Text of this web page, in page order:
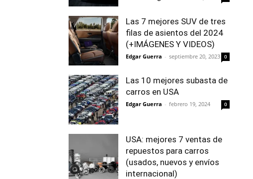
Las 7 mejores SUV de tres
filas de asientos del 2024
(+IMÁGENES Y VIDEOS)
Edgar Guerra - septiembre 20, 2023 0
Las 10 mejores subasta de
carros en USA
Edgar Guerra - febrero 19, 2024 0
USA: mejores 7 ventas de
repuestos para carros
(usados, nuevos y envíos
internacional)